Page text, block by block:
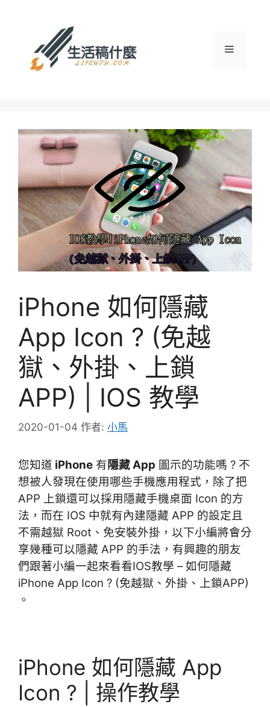
選
iPhone 如何隱藏
App Icon ? (免越
獄、外掛、上鎖
APP) | IOS 教學
2020-01-04 作者: 小馬
您知道 iPhone 有隱藏 App 圖示的功能嗎 ? 不
想被人發現在使用哪些手機應用程式，除了把
APP 上鎖還可以採用隱藏手機桌面 Icon 的方
法，而在 IOS 中就有內建隱藏 APP 的設定且
不需越獄 Root、免安裝外掛， 以下小編將會分
享幾種可以隱藏 APP 的手法，有興趣的朋友
們跟著小編一起來看看IOS教學 – 如何隱藏
iPhone App Icon ? (免越獄、外掛、上鎖APP)
。
iPhone 如何隱藏 App
Icon ? | 操作教學